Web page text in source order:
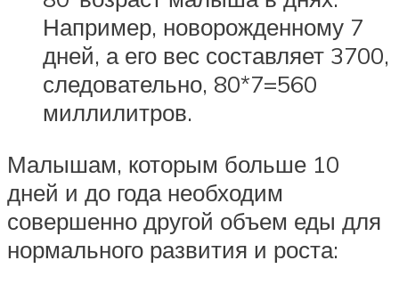
Например, новорожденному 7
дней, а его вес составляет 3700,
следовательно, 80*7=560
миллилитров.
Малышам, которым больше 10
дней и до года необходим
совершенно другой объем еды для
нормального развития и роста: